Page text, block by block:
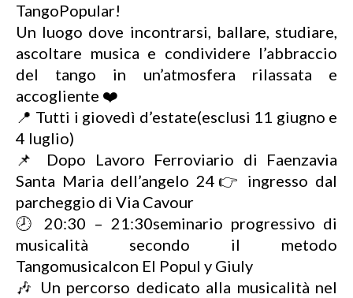
TangoPopular!
Un luogo dove incontrarsi, ballare, studiare,
ascoltare musica e condividere l’abbraccio
del tango in un’atmosfera rilassata e
accogliente ❤️
📍 Tutti i giovedì d’estate(esclusi 11 giugno e
4 luglio)
📌 Dopo Lavoro Ferroviario di Faenzavia
Santa Maria dell’angelo 24👉 ingresso dal
parcheggio di Via Cavour
🕗 20:30 – 21:30seminario progressivo di
musicalità secondo il metodo
Tangomusicalcon El Popul y Giuly
🎶 Un percorso dedicato alla musicalità nel